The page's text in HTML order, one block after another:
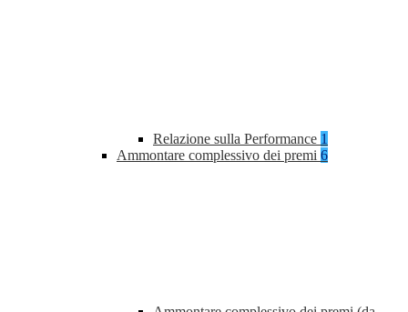
Relazione sulla Performance 1
Ammontare complessivo dei premi 6